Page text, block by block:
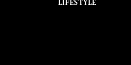
LIFESTYLE